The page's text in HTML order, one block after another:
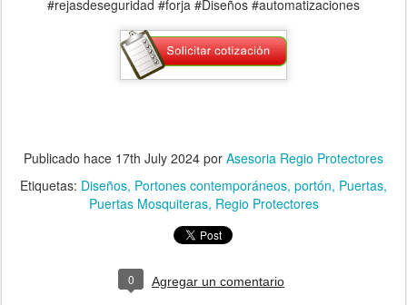
#rejasdeseguridad #forja #Diseños #automatizaciones
Publicado hace 17th July 2024 por Asesoria Regio Protectores
Etiquetas: Diseños Portones contemporáneos portón Puertas
Puertas Mosquiteras Regio Protectores
0 Agregar un comentario